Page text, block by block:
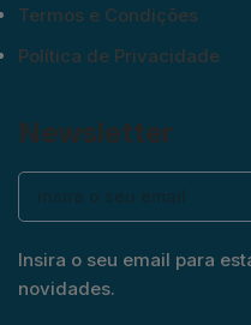
Termos e Condições
Política de Privacidade
Newsletter
Insira o seu email para
novidades.